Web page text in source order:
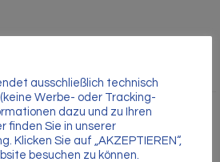
ausschließlich technisch
Werbe- oder Tracking-
dazu und zu Ihren
finden Sie in unserer
Klicken Sie auf „AKZEPTIEREN“,
besuchen zu können.